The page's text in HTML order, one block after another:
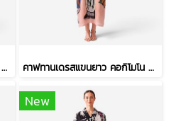
คาฟทานเดรสแขนยาว คอกิโมโน - สีแดง : ลายเจ้าเหมียวจอมซนกับโหลปลาทอง คาฟทานเดรสแขนยาว คอกิโมโน - สีฟ้า : ลายแจกันดอกไม้ ริมวิวทะเล
New